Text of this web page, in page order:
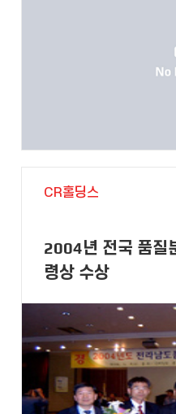
CR홀딩스
2004년 전국 품질
령상 수상